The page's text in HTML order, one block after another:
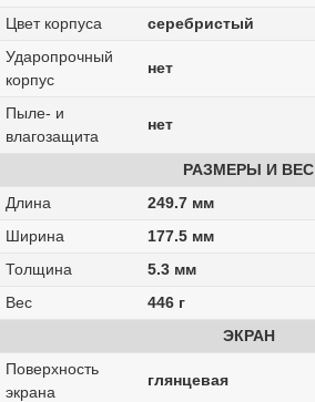
Цвет корпуса
серебристый
Ударопрочный
корпус
нет
Пыле- и
влагозащита
нет
РАЗМЕРЫ И ВЕС
Длина
249.7 мм
Ширина
177.5 мм
Толщина
5.3 мм
Вес
446 г
ЭКРАН
Поверхность
экрана
глянцевая